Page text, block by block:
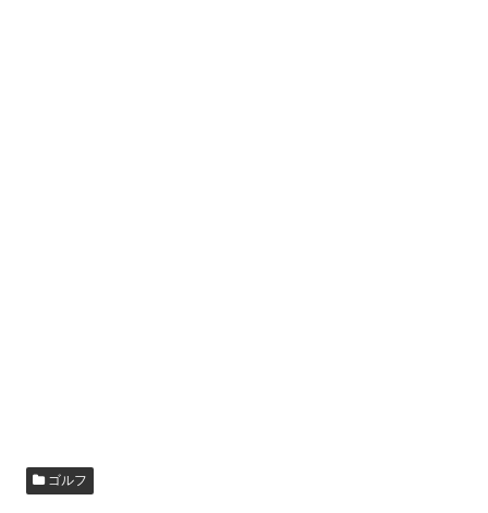
ゴルフ